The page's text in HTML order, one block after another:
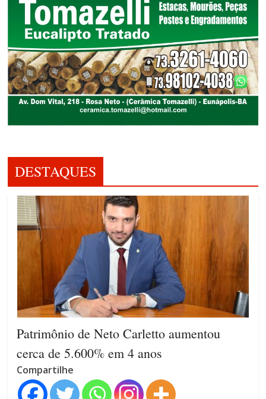
DESTAQUES
Patrimônio de Neto Carletto aumentou
cerca de 5.600% em 4 anos
Compartilhe